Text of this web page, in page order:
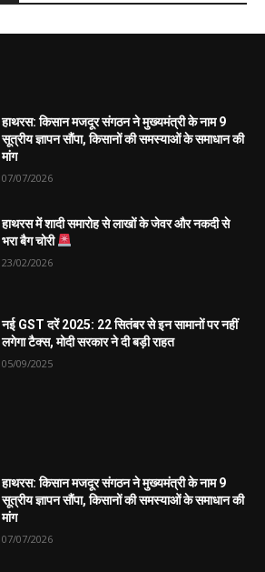
हाथरस: किसान मजदूर संगठन ने मुख्यमंत्री के नाम 9
सूत्रीय ज्ञापन सौंपा, किसानों की समस्याओं के समाधान की
मांग
07/07/2026
हाथरस में शादी समारोह से लाखों के जेवर और नकदी से
भरा बैग चोरी
23/02/2026
नई GST दरें 2025: 22 सितंबर से इन सामानों पर नहीं
लगेगा टैक्स, मोदी सरकार ने दी बड़ी राहत
05/09/2025
हाथरस: किसान मजदूर संगठन ने मुख्यमंत्री के नाम 9
सूत्रीय ज्ञापन सौंपा, किसानों की समस्याओं के समाधान की
मांग
07/07/2026